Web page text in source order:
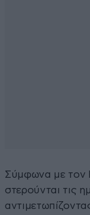
Σύμφωνα με τον
στερούνται τις